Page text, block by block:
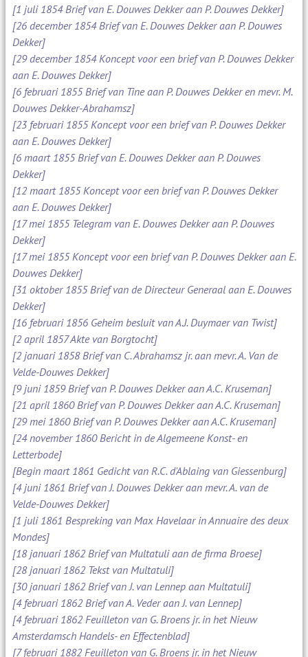
[1 juli 1854 Brief van E. Douwes Dekker aan P. Douwes Dekker]
[26 december 1854 Brief van E. Douwes Dekker aan P. Douwes
Dekker]
[29 december 1854 Koncept voor een brief van P. Douwes Dekker
aan E. Douwes Dekker]
[6 februari 1855 Brief van Tine aan P. Douwes Dekker en mevr. M.
Douwes Dekker-Abrahamsz]
[23 februari 1855 Koncept voor een brief van P. Douwes Dekker
aan E. Douwes Dekker]
[6 maart 1855 Brief van E. Douwes Dekker aan P. Douwes
Dekker]
[12 maart 1855 Koncept voor een brief van P. Douwes Dekker
aan E. Douwes Dekker]
[17 mei 1855 Telegram van E. Douwes Dekker aan P. Douwes
Dekker]
[17 mei 1855 Koncept voor een brief van P. Douwes Dekker aan E.
Douwes Dekker]
[31 oktober 1855 Brief van de Directeur Generaal aan E. Douwes
Dekker]
[16 februari 1856 Geheim besluit van A.J. Duymaer van Twist]
[2 april 1857 Akte van Borgtocht]
[2 januari 1858 Brief van C. Abrahamsz jr. aan mevr. A. Van de
Velde-Douwes Dekker]
[9 juni 1859 Brief van P. Douwes Dekker aan A.C. Kruseman]
[21 april 1860 Brief van P. Douwes Dekker aan A.C. Kruseman]
[29 mei 1860 Brief van P. Douwes Dekker aan A.C. Kruseman]
[24 november 1860 Bericht in de Algemeene Konst- en
Letterbode]
[Begin maart 1861 Gedicht van R.C. d'Ablaing van Giessenburg]
[4 juni 1861 Brief van J. Douwes Dekker aan mevr. A. van de
Velde-Douwes Dekker]
[1 juli 1861 Bespreking van Max Havelaar in Annuaire des deux
Mondes]
[18 januari 1862 Brief van Multatuli aan de firma Broese]
[28 januari 1862 Tekst van Multatuli]
[30 januari 1862 Brief van J. van Lennep aan Multatuli]
[4 februari 1862 Brief van A. Veder aan J. van Lennep]
[4 februari 1862 Feuilleton van G. Broens jr. in het Nieuw
Amsterdamsch Handels- en Effectenblad]
[7 februari 1882 Feuilleton van G. Broens jr. in het Nieuw